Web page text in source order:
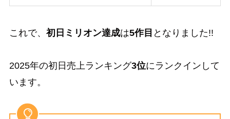
これで、 初日ミリオン達成は5作目 となりました!!
2025年の初日売上ランキング3位にランクインして
います。